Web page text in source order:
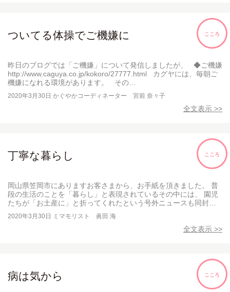
こころ
ついてる体操でご機嫌に
昨日のブログでは「ご機嫌」について発信しましたが、 ◆ご機嫌
http://www.caguya.co.jp/kokoro/27777.html カグヤには、毎朝ご
機嫌になれる環境があります。 その…
2020年3月30日 かぐやかコーディネーター 宮前 奈々子
全文表示 >>
こころ
丁寧な暮らし
岡山県笠岡市にありますお客さまから、お手紙を頂きました。 普
段の生活のことを「暮らし」と表現されているその中には、 園児
たちが「お土産に」と折ってくれたという号外ニュースも同封…
2020年3月30日 ミマモリスト 眞田 海
全文表示 >>
こころ
病は気から